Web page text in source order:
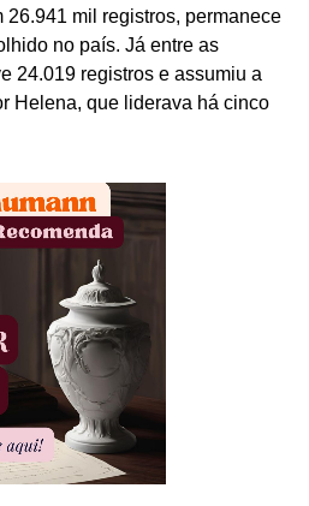
26.941 mil registros, permanece
no país. Já entre as
24.019 registros e assumiu a
Helena, que liderava há cinco